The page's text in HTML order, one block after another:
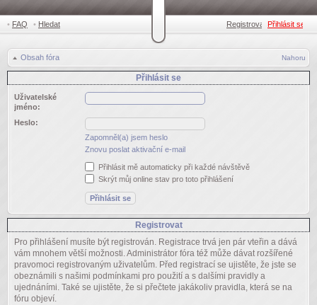
• FAQ • Hledat Registrovat •
Přihlásit se
Obsah fóra Nahoru
Přihlásit se
Uživatelské
jméno:
Heslo:
Zapomněl(a) jsem heslo
Znovu poslat aktivační e-mail
Přihlásit mě automaticky při každé návštěvě
Skrýt můj online stav pro toto přihlášení
Registrovat
Pro přihlášení musíte být registrován. Registrace trvá jen pár vteřin a dává
vám mnohem větší možnosti. Administrátor fóra též může dávat rozšířené
pravomoci registrovaným uživatelům. Před registrací se ujistěte, že jste se
obeznámili s našimi podmínkami pro použití a s dalšími pravidly a
ujednáními. Také se ujistěte, že si přečtete jakákoliv pravidla, která se na
fóru objeví.